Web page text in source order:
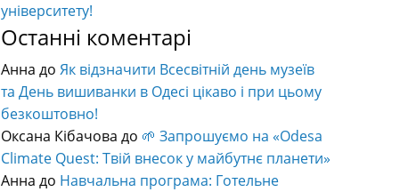
університету!
Останні коментарі
Анна доЯк відзначити Всесвітній день музеїв
та День вишиванки в Одесі цікаво і при цьому
безкоштовно!
Оксана Кібачова до 🌱 Запрошуємо на «Odesa
Climate Quest: Твій внесок у майбутнє планети»
Анна до Навчальна програма: Готельне